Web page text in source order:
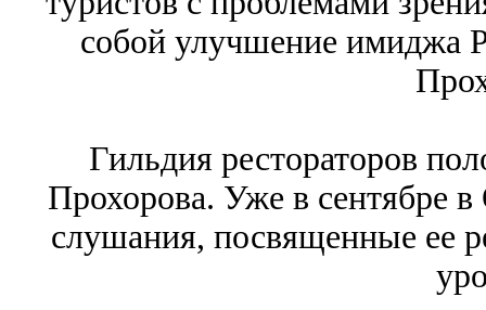
собой улучшение имиджа
Гильдия рестораторов
Прохорова. Уже в сентябре
слушания, посвященные ее